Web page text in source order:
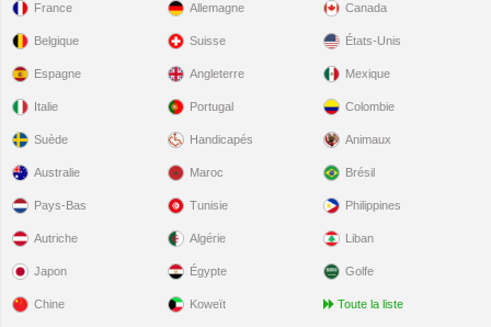
France
Belgique
Espagne
Italie
Suède
Allemagne
Suisse
Angleterre
Portugal
Handicapés
Canada
États-Unis
Mexique
Colombie
Animaux
Australie
Pays-Bas
Autriche
Japon
Chine
Maroc
Tunisie
Algérie
Égypte
Koweït
Brésil
Philippines
Liban
Golfe
Toute la liste